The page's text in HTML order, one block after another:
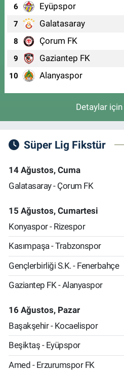
6 Eyüpspor
7 Galatasaray
8 Çorum FK
9 Gaziantep FK
10 Alanyaspor
Detaylar için
Süper Lig Fikstür
14 Ağustos, Cuma
Galatasaray - Çorum FK
15 Ağustos, Cumartesi
Konyaspor - Rizespor
Kasımpaşa - Trabzonspor
Gençlerbirliği S.K. - Fenerbahçe
Gaziantep FK - Alanyaspor
16 Ağustos, Pazar
Başakşehir - Kocaelispor
Beşiktaş - Eyüpspor
Amed - Erzurumspor FK